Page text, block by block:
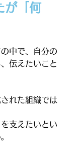
が「何
中で、自分の
伝えたいこと
れた組織では
を支えたいとい